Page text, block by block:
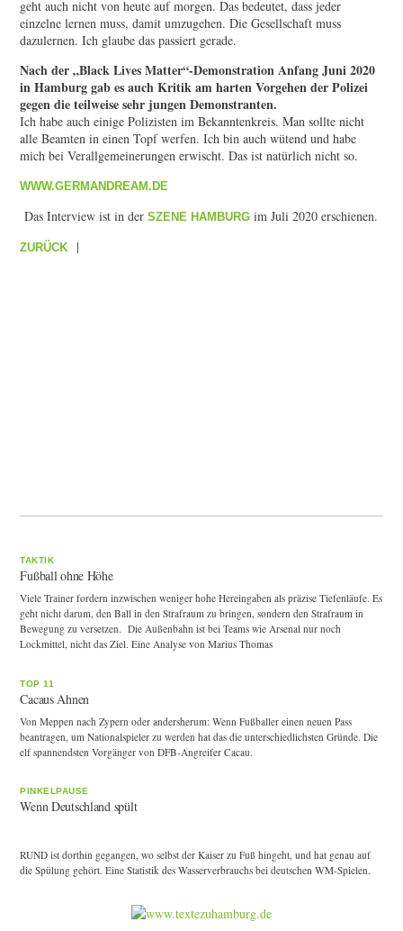
geht auch nicht von heute auf morgen. Das bedeutet, dass jeder
einzelne lernen muss, damit umzugehen. Die Gesellschaft muss
dazulernen. Ich glaube das passiert gerade.
Nach der „Black Lives Matter“-Demonstration Anfang Juni 2020
in Hamburg gab es auch Kritik am harten Vorgehen der Polizei
gegen die teilweise sehr jungen Demonstranten.
Ich habe auch einige Polizisten im Bekanntenkreis. Man sollte nicht
alle Beamten in einen Topf werfen. Ich bin auch wütend und habe
mich bei Verallgemeinerungen erwischt. Das ist natürlich nicht so.
WWW.GERMANDREAM.DE
Das Interview ist in derSZENE HAMBURG im Juli 2020 erschienen.
ZURÜCK |
TAKTIK
Fußball ohne Höhe
Viele Trainer fordern inzwischen weniger hohe Hereingaben als präzise Tiefenläufe. Es
geht nicht darum, den Ball in den Strafraum zu bringen, sondern den Strafraum in
Bewegung zu versetzen. Die Außenbahn ist bei Teams wie Arsenal nur noch
Lockmittel, nicht das Ziel. Eine Analyse von Marius Thomas
TOP 11
Cacaus Ahnen
Von Meppen nach Zypern oder andersherum: Wenn Fußballer einen neuen Pass
beantragen, um Nationalspieler zu werden hat das die unterschiedlichsten Gründe. Die
elf spannendsten Vorgänger von DFB-Angreifer Cacau.
PINKELPAUSE
Wenn Deutschland spült
RUND ist dorthin gegangen, wo selbst der Kaiser zu Fuß hingeht, und hat genau auf
die Spülung gehört. Eine Statistik des Wasserverbrauchs bei deutschen WM-Spielen.